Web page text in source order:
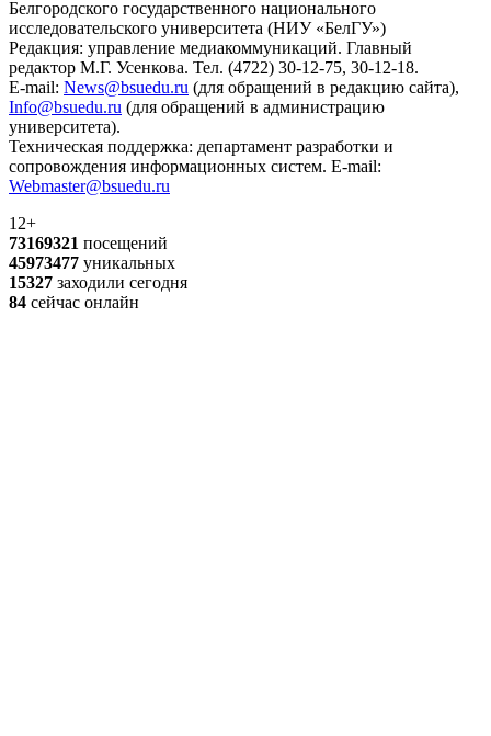
Белгородского государственного национального
исследовательского университета (НИУ «БелГУ»)
Редакция: управление медиакоммуникаций. Главный
редактор М.Г. Усенкова. Тел. (4722) 30-12-75, 30-12-18.
E-mail: News@bsuedu.ru (для обращений в редакцию сайта),
Info@bsuedu.ru (для обращений в администрацию
университета).
Техническая поддержка: департамент разработки и
сопровождения информационных систем. E-mail:
Webmaster@bsuedu.ru
12+
73169321 посещений
45973477 уникальных
15327 заходили сегодня
84 сейчас онлайн